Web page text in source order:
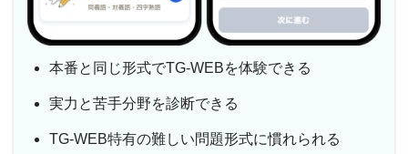
本番と同じ形式でTG-WEBを体験できる
実力と苦手分野を診断できる
TG-WEB特有の難しい問題形式に慣れられる